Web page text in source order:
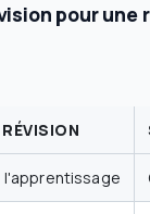
pour une